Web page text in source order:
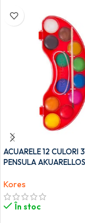
ACUARELE 12 CULORI
PENSULA
Kores
În stoc